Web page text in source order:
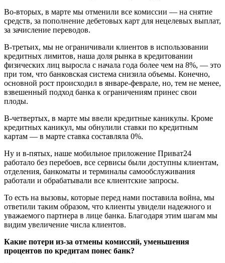
Во-вторых, в марте мы отменили все комиссии — на снятие
средств, за пополнение дебетовых карт для нецелевых выплат,
за зачисление переводов.
В-третьих, мы не ограничивали клиентов в использовании
кредитных лимитов, наша доля рынка в кредитовании
физических лиц выросла с начала года более чем на 8%, — это
при том, что банковская система снизила объемы. Конечно,
основной рост происходил в январе-феврале, но, тем не менее,
взвешенный подход банка к ограничениям принес свои
плоды.
В-четвертых, в марте мы ввели кредитные каникулы. Кроме
кредитных каникул, мы обнулили ставки по кредитным
картам — в марте ставка составляла 0%.
Ну и в-пятых, наше мобильное приложение Приват24
работало без перебоев, все сервисы были доступны клиентам,
отделения, банкоматы и терминалы самообслуживания
работали и обрабатывали все клиентские запросы.
То есть на вызовы, которые перед нами поставила война, мы
ответили таким образом, что клиенты увидели надежного и
уважаемого партнера в лице банка. Благодаря этим шагам мы
видим увеличение числа клиентов.
Какие потери из-за отмены комиссий, уменьшения
процентов по кредитам понес банк?